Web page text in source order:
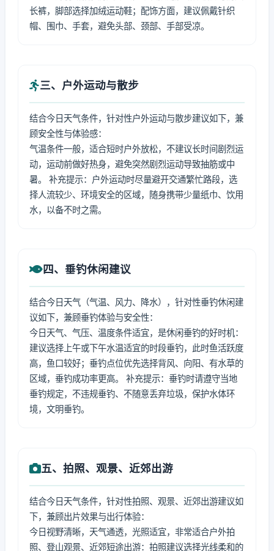
长裤，脚部选择加绒运动鞋；配饰方面，建议佩戴针织
帽、围巾、手套，避免头部、颈部、手部受凉。
三、户外运动与散步
结合今日天气条件，针对性户外运动与散步建议如下，兼
顾安全性与体验感：
气温条件一般，适合短时户外放松，不建议长时间剧烈运
动，运动前做好热身，避免突然剧烈运动导致抽筋或中
暑。 补充提示：户外运动时尽量避开交通繁忙路段，选
择人流较少、环境安全的区域，随身携带少量纸巾、饮用
水，以备不时之需。
四、垂钓休闲建议
结合今日天气（气温、风力、降水），针对性垂钓休闲建
议如下，兼顾垂钓体验与安全性：
今日天气、气压、温度条件适宜，是休闲垂钓的好时机：
建议选择上午或下午水温适宜的时段垂钓，此时鱼活跃度
高，鱼口较好；垂钓点位优先选择背风、向阳、有水草的
区域，垂钓成功率更高。 补充提示：垂钓时请遵守当地
垂钓规定，不违规垂钓、不随意丢弃垃圾，保护水体环
境，文明垂钓。
五、拍照、观景、近郊出游
结合今日天气条件，针对性拍照、观景、近郊出游建议如
下，兼顾出片效果与出行体验：
今日视野清晰，天气通透，光照适宜，非常适合户外拍
照、登山观景、近郊短途出游：拍照建议选择光线柔和的